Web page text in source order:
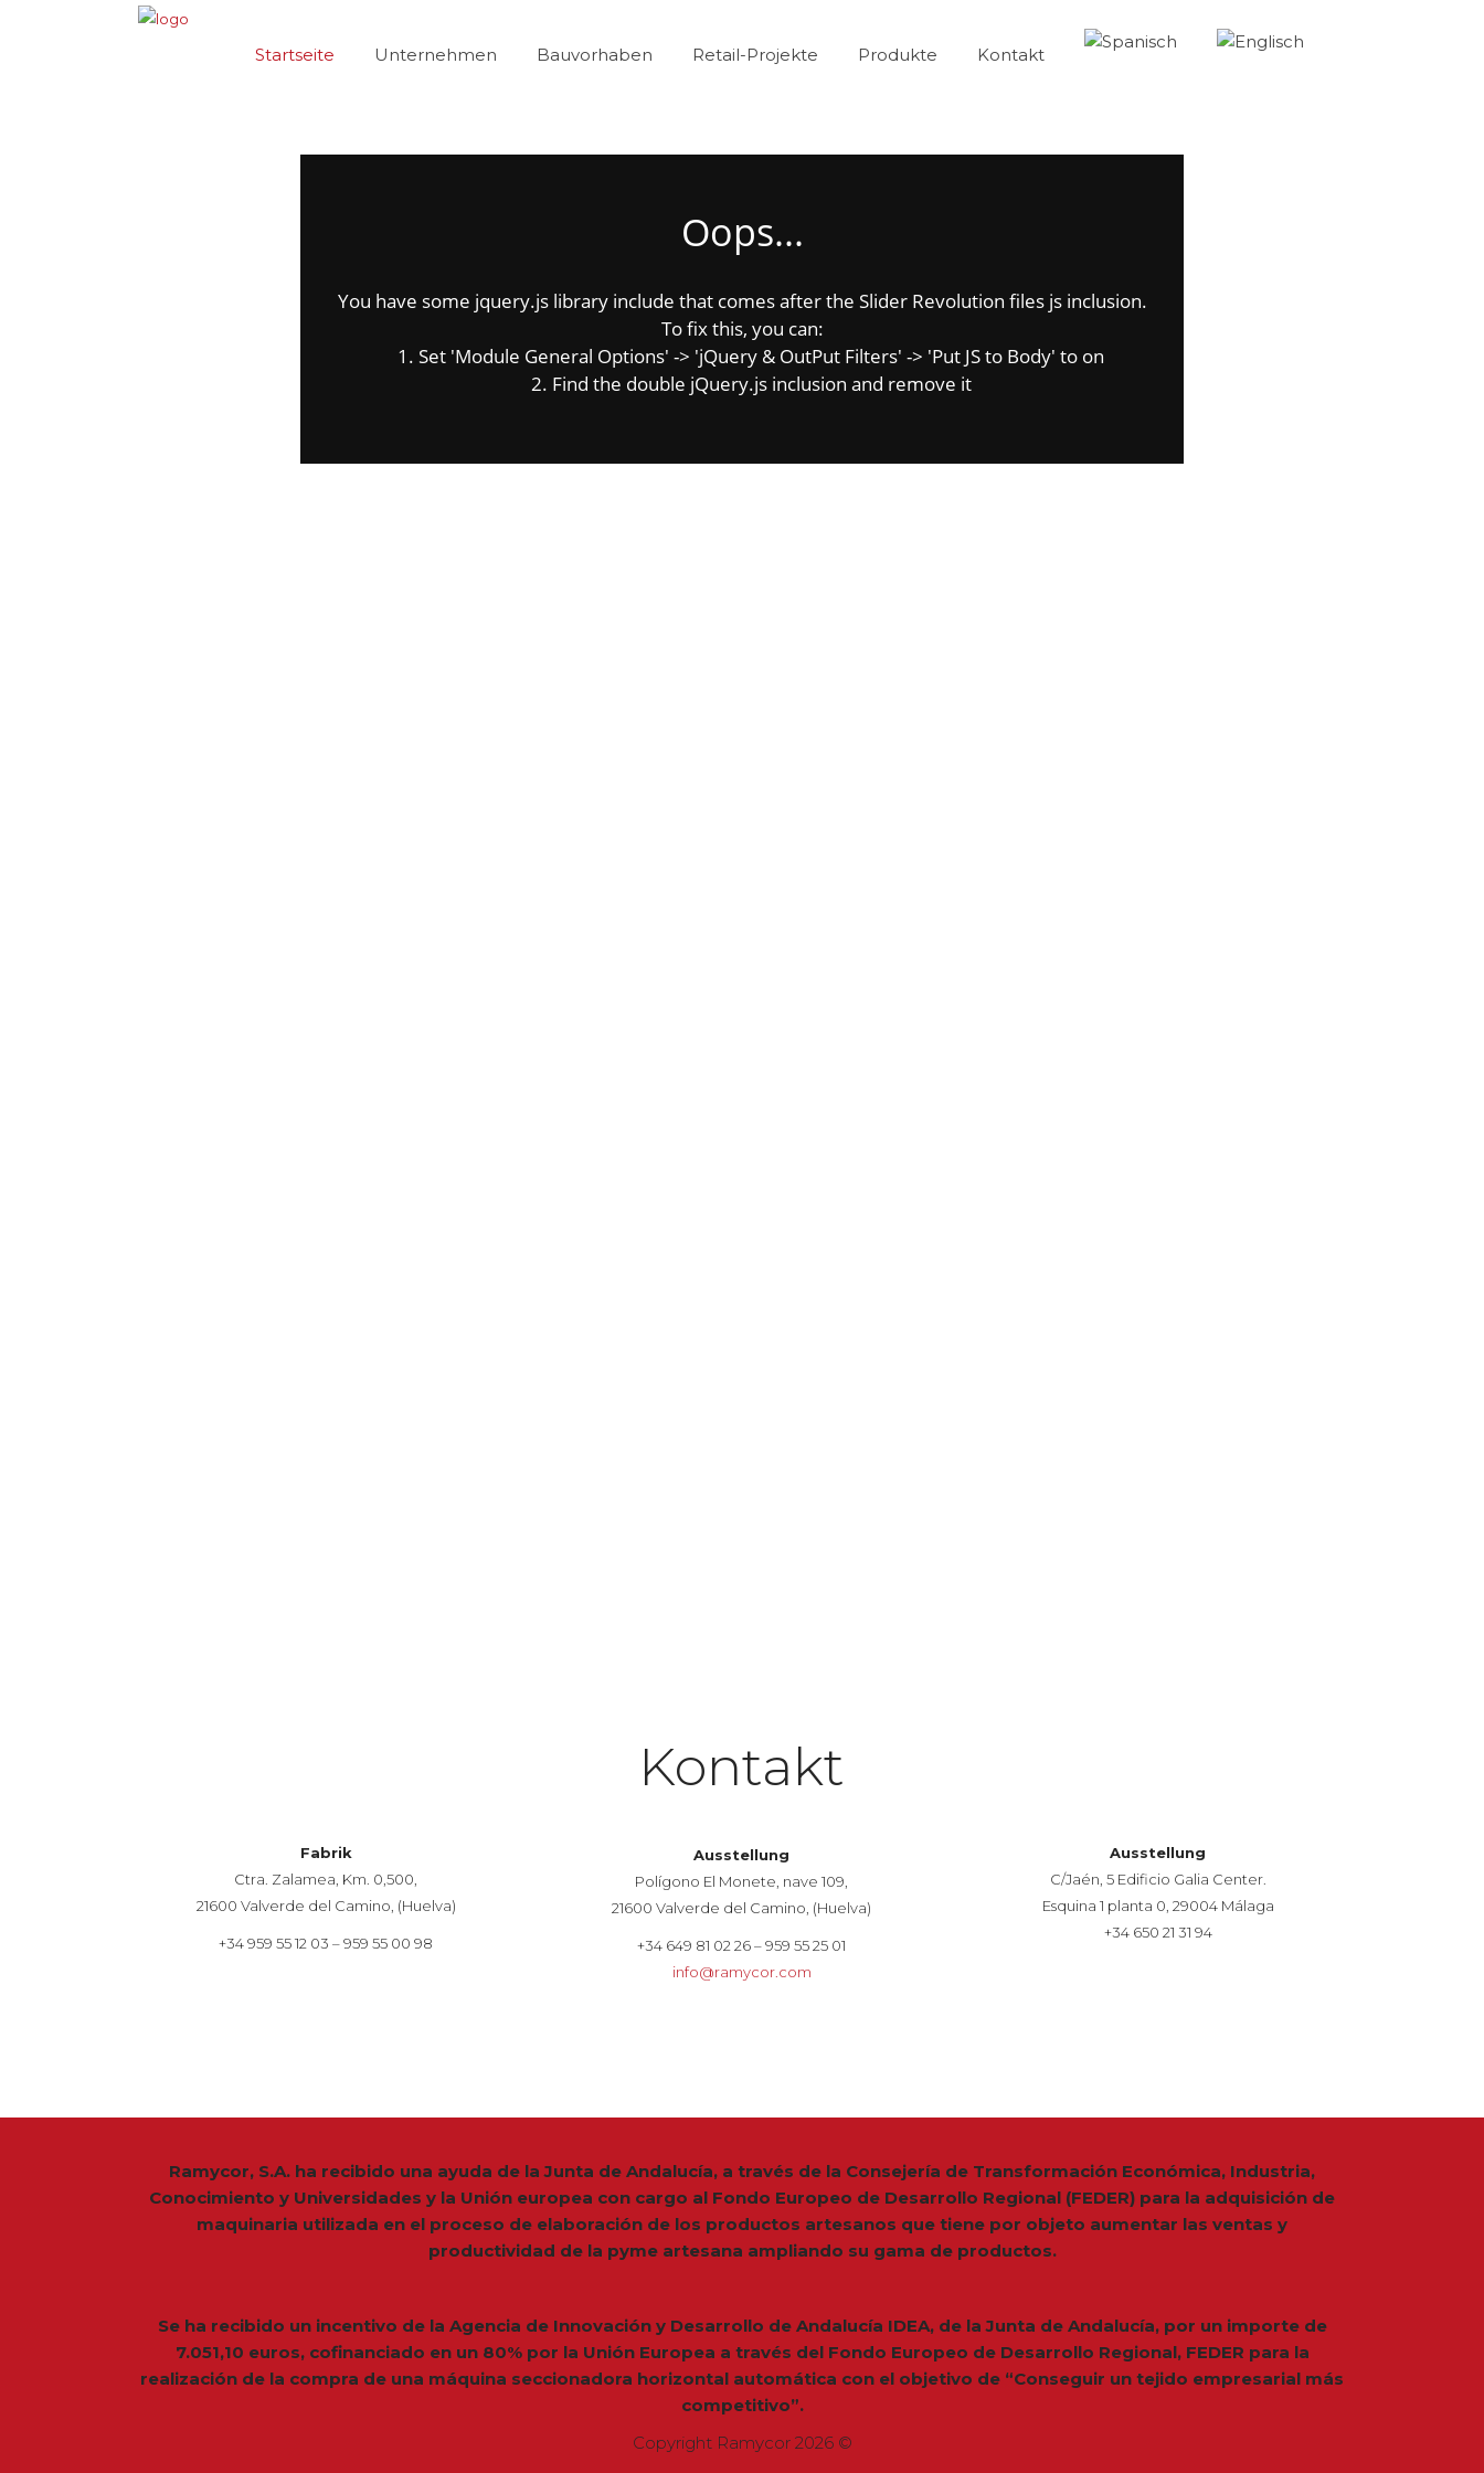
Startseite Unternehmen Bauvorhaben Retail-Projekte Produkte Kontakt
Oops...
You have some jquery.js library include that comes after the Slider Revolution files js inclusion.
To fix this, you can:
1. Set 'Module General Options' -> 'jQuery & OutPut Filters' -> 'Put JS to Body' to on
2. Find the double jQuery.js inclusion and remove it
Fabrik
Ctra. Zalamea, Km. 0,500,
21600 Valverde del Camino, (Huelva)
+34 959 55 12 03 – 959 55 00 98
Kontakt
Ausstellung
Polígono El Monete, nave 109,
21600 Valverde del Camino, (Huelva)
+34 649 81 02 26 – 959 55 25 01
info@ramycor.com
Ausstellung
C/Jaén, 5 Edificio Galia Center.
Esquina 1 planta 0, 29004 Málaga
+34 650 21 31 94
Ramycor, S.A. ha recibido una ayuda de la Junta de Andalucía, a través de la Consejería de Transformación Económica, Industria,
Conocimiento y Universidades y la Unión europea con cargo al Fondo Europeo de Desarrollo Regional (FEDER) para la adquisición de
maquinaria utilizada en el proceso de elaboración de los productos artesanos que tiene por objeto aumentar las ventas y
productividad de la pyme artesana ampliando su gama de productos.
Se ha recibido un incentivo de la Agencia de Innovación y Desarrollo de Andalucía IDEA, de la Junta de Andalucía, por un importe de
7.051,10 euros, cofinanciado en un 80% por la Unión Europea a través del Fondo Europeo de Desarrollo Regional, FEDER para la
realización de la compra de una máquina seccionadora horizontal automática con el objetivo de “Conseguir un tejido empresarial más
competitivo”.
Copyright Ramycor 2026 ©